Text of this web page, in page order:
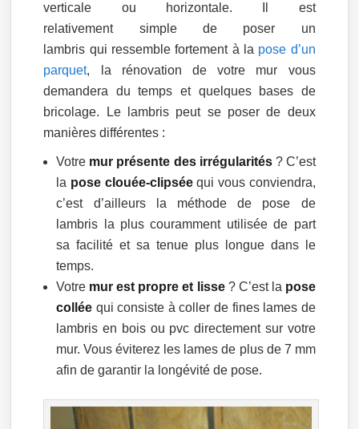
verticale ou horizontale. Il est
relativement simple de poser un
lambris qui ressemble fortement à la pose d’un
parquet, la rénovation de votre mur vous
demandera du temps et quelques bases de
bricolage. Le lambris peut se poser de deux
manières différentes :
Votre mur présente des irrégularités? C’est
la pose clouée-clipséequi vous conviendra,
c’est d’ailleurs la méthode de pose de
lambris la plus couramment utilisée de part
sa facilité et sa tenue plus longue dans le
temps.
Votre mur est propre et lisse? C’est la pose
collée qui consiste à coller de fines lames de
lambris en bois ou pvc directement sur votre
mur. Vous éviterez les lames de plus de 7 mm
afin de garantir la longévité de pose.